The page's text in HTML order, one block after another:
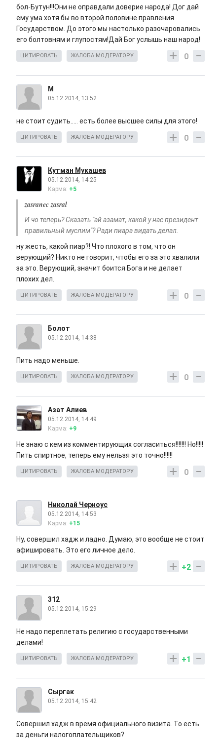
бол-Бутун!!!Они не оправдали доверие народа! Дог дай
ему ума хотя бы во второй половине правления
Государством. До этого мы настолько разочаровались
его болтовням и глупостям!Дай Бог услышь наш народ!
0
ЦИТИРОВАТЬ ЖАЛОБА МОДЕРАТОРУ
M
05.12.2014, 13:52
не стоит судить..... есть более высшее силы для этого!
0
ЦИТИРОВАТЬ ЖАЛОБА МОДЕРАТОРУ
Кутман Мукашев
05.12.2014, 14:25
Карма: +5
zasranec zasral
И чо теперь? Сказать "ай азамат, какой у нас президент
правильный муслим"? Ради пиара видать делал.
ну жесть, какой пиар?! Что плохого в том, что он
верующий? Никто не говорит, чтобы его за это хвалили
за это. Верующий, значит боится Бога и не делает
плохих дел.
0
ЦИТИРОВАТЬ ЖАЛОБА МОДЕРАТОРУ
Болот
05.12.2014, 14:38
Пить надо меньше.
0
ЦИТИРОВАТЬ ЖАЛОБА МОДЕРАТОРУ
Азат Алиев
05.12.2014, 14:49
Карма: +9
Не знаю с кем из комментирующих согласиться!!!!!!! Но!!!!!
Пить спиртное, теперь ему нельзя это точно!!!!!!
0
ЦИТИРОВАТЬ ЖАЛОБА МОДЕРАТОРУ
Николай Черноус
05.12.2014, 14:53
Карма: +15
Ну, совершил хадж и ладно. Думаю, это вообще не стоит
афишировать. Это его личное дело.
+2
ЦИТИРОВАТЬ ЖАЛОБА МОДЕРАТОРУ
312
05.12.2014, 15:29
Не надо переплетать религию с государственными
делами!
+1
ЦИТИРОВАТЬ ЖАЛОБА МОДЕРАТОРУ
Сыргак
05.12.2014, 15:42
Совершил хадж в время официального визита. То есть
за деньги налогоплательщиков?